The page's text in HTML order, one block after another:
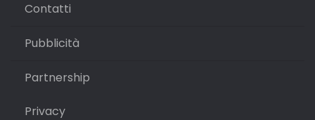
Contatti
Pubblicità
Partnership
Privacy